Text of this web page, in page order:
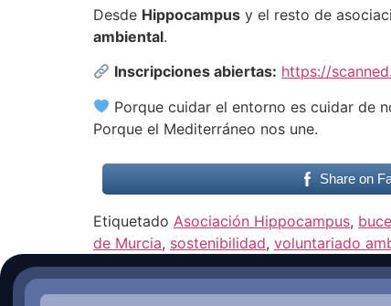
Desde Hippocampus y el resto de
ambiental.
Inscripciones abiertas: https://
Porque cuidar el entorno es cuidar de
Porque el Mediterráneo nos une.
Share on
Etiquetado Asociación Hippocampus,
de Murcia, sostenibilidad, voluntariado